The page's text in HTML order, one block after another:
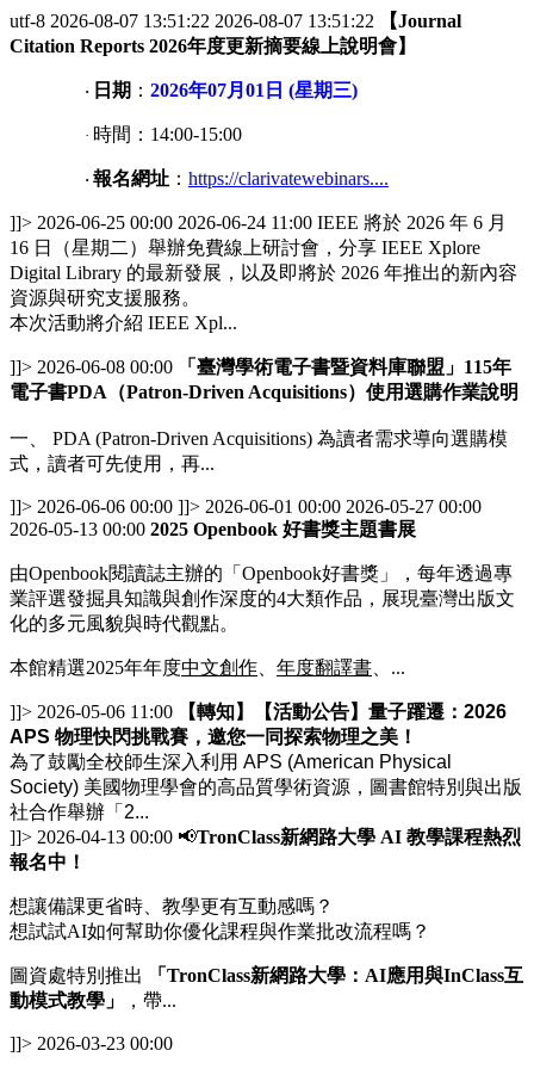
utf-8 2026-08-07 13:51:22 2026-08-07 13:51:22
【Journal
Citation Reports 2026年度更新摘要線上說明會】
· 日期 ： 2026年07月01日 (星期三)
· 時間： 14:00-15:00
· 報名網址 ： https://clarivatewebinars....
]]> 2026-06-25 00:00 2026-06-24 11:00 IEEE 將於 2026 年 6 月
16 日（星期二）舉辦免費線上研討會，分享 IEEE Xplore
Digital Library 的最新發展，以及即將於 2026 年推出的新內容
資源與研究支援服務。
本次活動將介紹 IEEE Xpl...
]]> 2026-06-08 00:00
「臺灣學術電子書暨資料庫聯盟」115年
電子書PDA（Patron-Driven Acquisitions）使用選購作業說明
一、 PDA (Patron-Driven Acquisitions) 為讀者需求導向選購模
式，讀者可先使用，再...
]]> 2026-06-06 00:00 ]]> 2026-06-01 00:00 2026-05-27 00:00
2026-05-13 00:00 2025 Openbook 好書獎主題書展
由Openbook閱讀誌主辦的「Openbook好書獎」，每年透過專
業評選發掘具知識與創作深度的4大類作品，展現臺灣出版文
化的多元風貌與時代觀點。
本館精選2025年年度中文創作 年度翻譯書 、...
]]> 2026-05-06 11:00
【轉知】【活動公告】量子躍遷：2026
APS 物理快閃挑戰賽，邀您一同探索物理之美！
為了鼓勵全校師生深入利用 APS (American Physical
Society) 美國物理學會的高品質學術資源，圖書館特別與出版
社合作舉辦「2...
]]> 2026-04-13 00:00 📢TronClass新網路大學 AI 教學課程熱烈
報名中！
想讓備課更省時、教學更有互動感嗎？
想試試AI如何幫助你優化課程與作業批改流程嗎？
圖資處特別推出
「TronClass新網路大學：AI應用與InClass互
動模式教學」
，帶...
]]> 2026-03-23 00:00